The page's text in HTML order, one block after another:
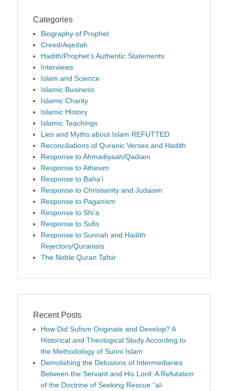
Categories
Biography of Prophet
Creed/Aqedah
Hadith/Prophet’s Authentic Statements
Interviews
Islam and Science
Islamic Business
Islamic Charity
Islamic History
Islamic Teachings
Lies and Myths about Islam REFUTTED
Reconciliations of Quranic Verses and Hadith
Response to Ahmadiyaah/Qadiani
Response to Athesim
Response to Baha'i
Response to Christianity and Judaism
Response to Paganism
Response to Shi'a
Response to Sufis
Response to Sunnah and Hadith
Rejectors/Quranists
The Noble Quran Tafsir
Recent Posts
How Did Sufism Originate and Develop? A
Historical and Theological Study According to
the Methodology of Sunni Islam
Demolishing the Delusions of Intermediaries
Between the Servant and His Lord: A Refutation
of the Doctrine of Seeking Rescue “al-